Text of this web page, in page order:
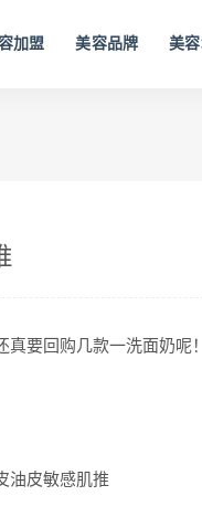
加盟 美容品牌 美容
要回购几款一洗面奶呢